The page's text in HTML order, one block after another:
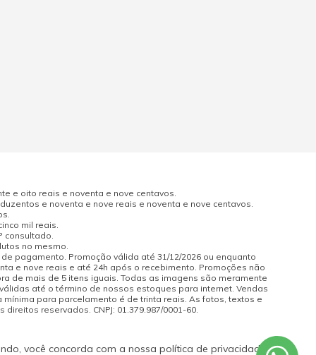
e oito reais e noventa e nove centavos.
e noventa e nove reais e noventa e nove centavos.
mil reais.
consultado.
no mesmo.
pagamento. Promoção válida até 31/12/2026 ou enquanto
e nove reais e até 24h após o recebimento. Promoções não
de mais de 5 itens iguais. Todas as imagens são meramente
até o término de nossos estoques para internet. Vendas
para parcelamento é de trinta reais. As fotos, textos e
reservados. CNPJ: 01.379.987/0001-60.
você concorda com a nossa política de privacidade.